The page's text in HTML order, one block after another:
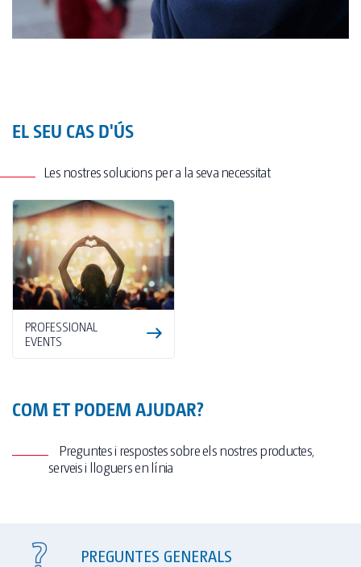
EL SEU CAS D'ÚS
Les nostres solucions per a la seva necessitat
PROFESSIONAL
EVENTS
COM ET PODEM AJUDAR?
Preguntes i respostes sobre els nostres productes,
serveis i lloguers en línia
PREGUNTES GENERALS